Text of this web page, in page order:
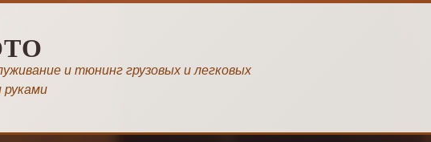
и тюнинг грузовых и легковых
руками